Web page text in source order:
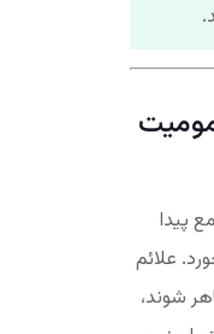
پیدا
علائم
شوند،